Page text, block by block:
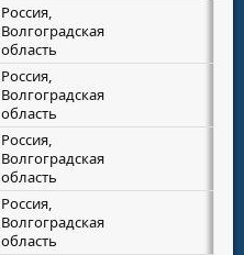
Россия,
Волгоградская
область
Россия,
Волгоградская
область
Россия,
Волгоградская
область
Россия,
Волгоградская
область